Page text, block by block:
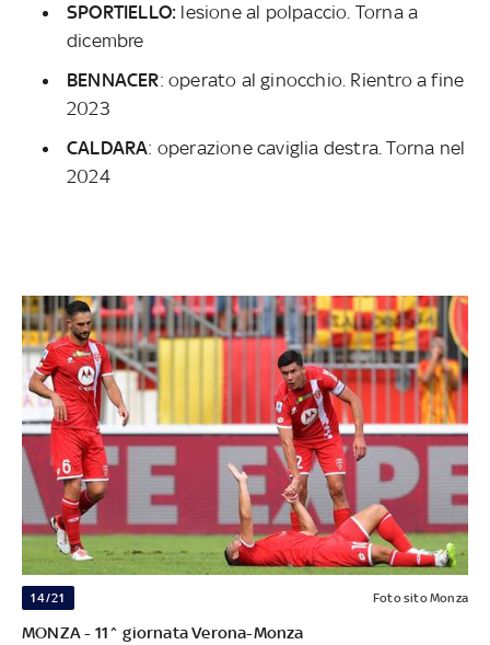
SPORTIELLO: lesione al polpaccio. Torna a
dicembre
BENNACER: operato al ginocchio. Rientro a fine
2023
CALDARA: operazione caviglia destra. Torna nel
2024
14/21 Foto sito Monza
MONZA - 11^ giornata Verona-Monza